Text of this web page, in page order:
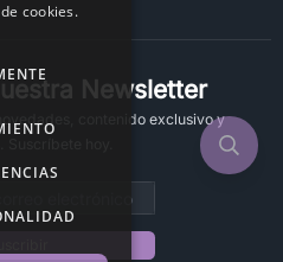
Newsletter
contenido exclusivo y
cookies.